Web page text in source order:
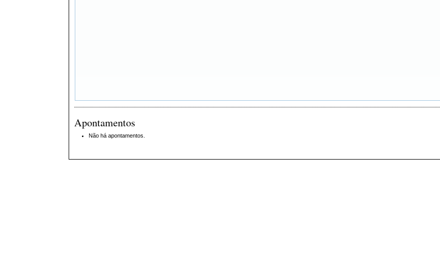
Apontamentos
Não há apontamentos.